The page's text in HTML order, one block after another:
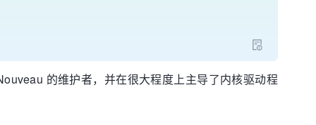
的维护者，并在很大程度上主导了内核驱动程